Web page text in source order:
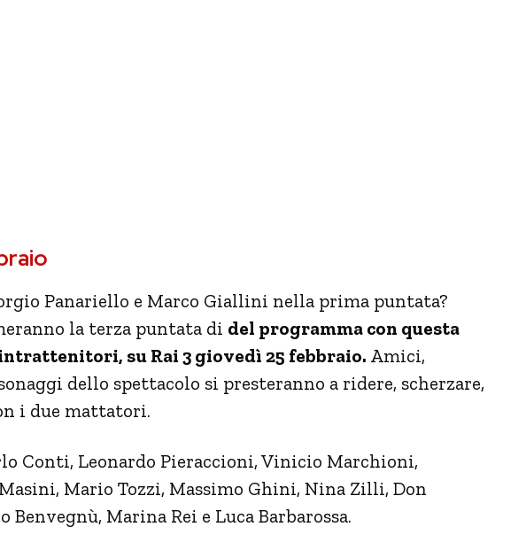
Panariello e Marco Giallini nella prima puntata?
la terza puntata di del programma con questa
su Rai 3 giovedì 25 febbraio. Amici,
dello spettacolo si presteranno a ridere, scherzare,
i due mattatori.
Conti, Leonardo Pieraccioni, Vinicio Marchioni,
Mario Tozzi, Massimo Ghini, Nina Zilli, Don
Benvegnù, Marina Rei e Luca Barbarossa.